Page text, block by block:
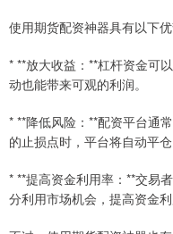
使用期货配资神器具有以下优
* **放大收益：**杠杆资金可
动也能带来可观的利润。
* **降低风险：**配资平台通
的止损点时，平台将自动平
* **提高资金利用率：**交易
分利用市场机会，提高资金利